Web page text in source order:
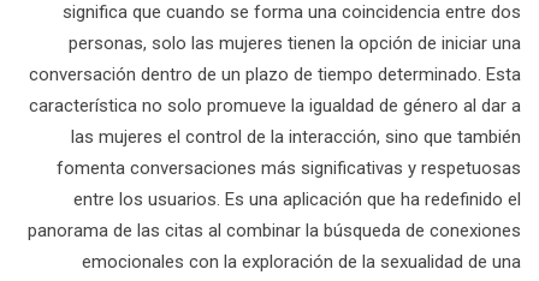
significa que cuando se forma una coincidencia entre dos
personas, solo las mujeres tienen la opción de iniciar una
conversación dentro de un plazo de tiempo determinado. Esta
característica no solo promueve la igualdad de género al dar a
las mujeres el control de la interacción, sino que también
fomenta conversaciones más significativas y respetuosas
entre los usuarios. Es una aplicación que ha redefinido el
panorama de las citas al combinar la búsqueda de conexiones
emocionales con la exploración de la sexualidad de una